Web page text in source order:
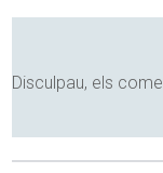
Disculpau, els